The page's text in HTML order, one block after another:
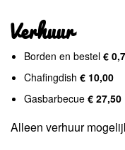
Verhuur
Borden en bestel€
Chafingdish€ 10,00
Gasbarbecue€ 27,50
Alleen verhuur